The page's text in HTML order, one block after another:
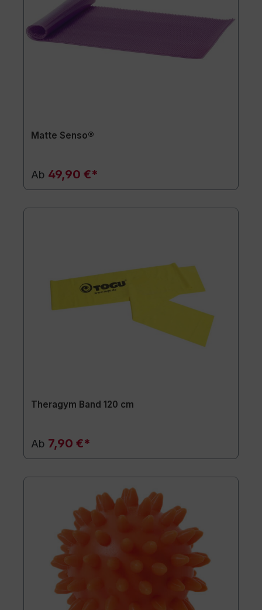
Matte Senso®
Ab 49,90 €*
Theragym Band 120 cm
Ab 7,90 €*